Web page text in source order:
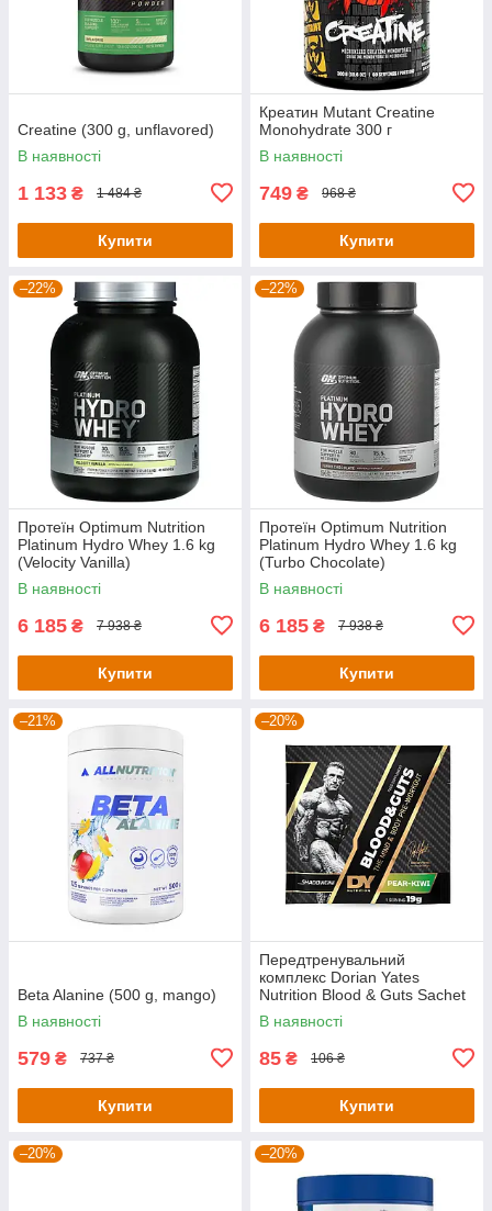
Creatine (300 g, unflavored)
В наявності
1 133 ₴ 1 484 ₴
Купити
Креатин Mutant Creatine
Monohydrate 300 г
В наявності
749 ₴ 968 ₴
Купити
–22%
Протеїн Optimum Nutrition
Platinum Hydro Whey 1.6 kg
(Velocity Vanilla)
В наявності
6 185 ₴ 7 938 ₴
Купити
–22%
Протеїн Optimum Nutrition
Platinum Hydro Whey 1.6 kg
(Turbo Chocolate)
В наявності
6 185 ₴ 7 938 ₴
Купити
–21%
Beta Alanine (500 g, mango)
В наявності
579 ₴ 737 ₴
Купити
–20%
Передтренувальний
комплекс Dorian Yates
Nutrition Blood & Guts Sachet
— 19 g (Pear Kiwi)
В наявності
85 ₴ 106 ₴
Купити
–20% –20%